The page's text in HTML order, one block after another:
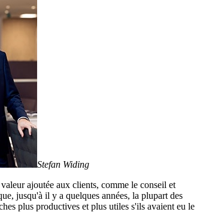
Stefan Widing
ajoutée aux clients, comme le conseil et
jusqu'à il y a quelques années, la plupart des
plus productives et plus utiles s'ils avaient eu le